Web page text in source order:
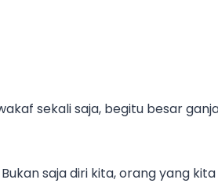
sekali saja, begitu besar
saja diri kita, orang yang